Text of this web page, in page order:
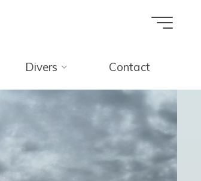
Divers Contact